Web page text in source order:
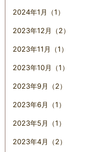
2024年1月（1）
2023年12月（2）
2023年11月（1）
2023年10月（1）
2023年9月（2）
2023年6月（1）
2023年5月（1）
2023年4月（2）